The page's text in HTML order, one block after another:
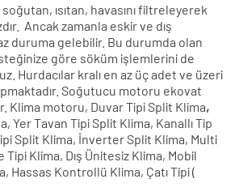
ısıtan, havasını filtreleyerek
Ancak zamanla eskir ve dış
duruma gelebilir. Bu durumda olan
isteğinize göre söküm işlemlerini de
Hurdacılar kralı en az üç adet ve üzeri
Soğutucu motoru ekovat
Klima motoru, Duvar Tipi Split Klima,
Yer Tavan Tipi Split Klima, Kanallı Tip
Split Klima, İnverter Split Klima, Multi
Klima, Dış Ünitesiz Klima, Mobil
Hassas Kontrollü Klima, Çatı Tipi (